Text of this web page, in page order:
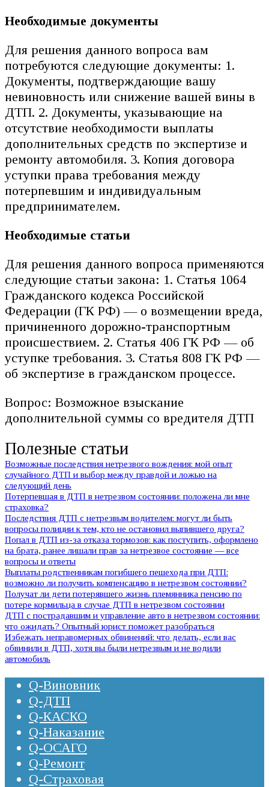
Необходимые документы
Для решения данного вопроса вам
потребуются следующие документы: 1.
Документы, подтверждающие вашу
невиновность или снижение вашей вины в
ДТП. 2. Документы, указывающие на
отсутствие необходимости выплаты
дополнительных средств по экспертизе и
ремонту автомобиля. 3. Копия договора
уступки права требования между
потерпевшим и индивидуальным
предпринимателем.
Необходимые статьи
Для решения данного вопроса применяются
следующие статьи закона: 1. Статья 1064
Гражданского кодекса Российской
Федерации (ГК РФ) — о возмещении вреда,
причиненного дорожно-транспортным
происшествием. 2. Статья 406 ГК РФ — об
уступке требования. 3. Статья 808 ГК РФ —
об экспертизе в гражданском процессе.
Вопрос: Возможное взыскание
дополнительной суммы со вредителя ДТП
Полезные статьи
Возможные последствия нетрезвого вождения: мой опыт
случайного ДТП и выбор между правдой и ложью на
следующий день
Потерпевшая в ДТП в нетрезвом состоянии: положена ли мне
страховка?
Последствия ДТП с нетрезвым водителем: могут ли быть
вопросы полиции к тем, кто не остановил выпившего друга?
Попал в ДТП из-за отказа тормозов: как поступить, оформлено
на брата, ранее лишали прав за нетрезвое состояние — все
вопросы и ответы
Выплаты родственникам погибшего пешехода при ДТП:
возможно ли получить компенсацию в нетрезвом состоянии?
Получат ли дети потерявшего жизнь племянника пенсию по
потере кормильца в случае ДТП в нетрезвом состоянии
ДТП с пострадавшим и управление авто в нетрезвом состоянии:
что ожидать? Опытный юрист поможет разобраться
Избежать неправомерных обвинений: что делать, если вас
обвинили в ДТП, хотя вы были нетрезвым и не водили
автомобиль
Q-Виновник
Q-ДТП
Q-КАСКО
Q-Наказание
Q-ОСАГО
Q-Ремонт
Q-Страховая